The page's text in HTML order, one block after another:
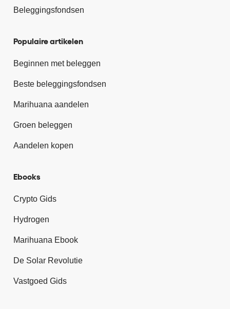
Beleggingsfondsen
Populaire artikelen
Beginnen met beleggen
Beste beleggingsfondsen
Marihuana aandelen
Groen beleggen
Aandelen kopen
Ebooks
Crypto Gids
Hydrogen
Marihuana Ebook
De Solar Revolutie
Vastgoed Gids